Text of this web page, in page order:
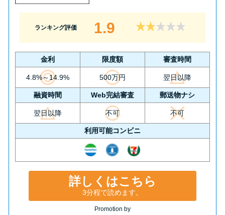
ランキング評価 1.9
金利 限度額 審査時間
4.8%～14.9% 500万円 翌日以降
融資時間 Web完結審査 郵送物ナシ
翌日以降 不可 不可
利用可能コンビニ
詳しくはこちら
3分程で読めます。
Promotion by